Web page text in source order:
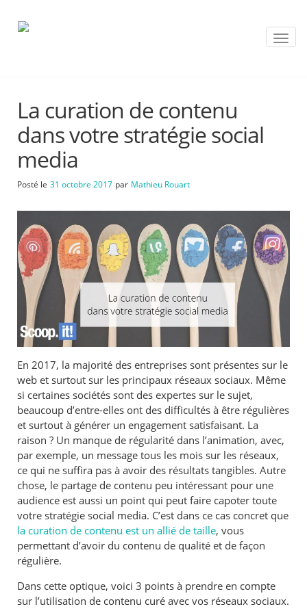
T
o
n
La curation de contenu
dans votre stratégie social
media
Posté le 31 octobre 2017 par Mathieu Rouart
En 2017, la majorité des entreprises sont présentes sur le
web et surtout sur les principaux réseaux sociaux. Même
si certaines sociétés sont des expertes sur le sujet,
beaucoup d’entre-elles ont des difficultés à être régulières
et surtout à générer un engagement satisfaisant. La
raison ? Un manque de régularité dans l’animation, avec,
par exemple, un message tous les mois sur les réseaux,
ce qui ne suffira pas à avoir des résultats tangibles. Autre
chose, le partage de contenu peu intéressant pour une
audience est aussi un point qui peut faire capoter toute
votre stratégie social media. C’est dans ce cas concret que
la curation de contenu est un allié de taille, vous
permettant d’avoir du contenu de qualité et de façon
régulière.
Dans cette optique, voici 3 points à prendre en compte
sur l’utilisation de contenu curé avec vos réseaux sociaux.